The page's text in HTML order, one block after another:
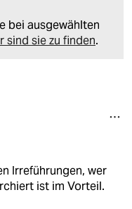
bei ausgewählten
sind sie zu finden.
Irreführungen, wer
ist im Vorteil.